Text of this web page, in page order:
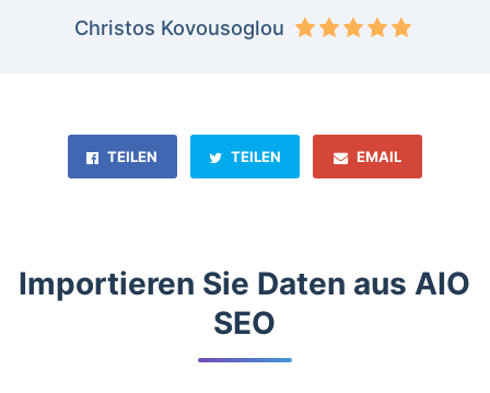
Christos Kovousoglou
TEILEN TEILEN EMAIL
Importieren Sie Daten aus AIO
SEO